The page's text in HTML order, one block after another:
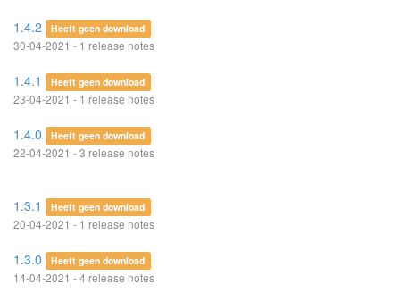
1.4.2 Heeft geen download
30-04-2021 - 1 release notes
1.4.1 Heeft geen download
23-04-2021 - 1 release notes
1.4.0 Heeft geen download
22-04-2021 - 3 release notes
1.3.1 Heeft geen download
20-04-2021 - 1 release notes
1.3.0 Heeft geen download
14-04-2021 - 4 release notes